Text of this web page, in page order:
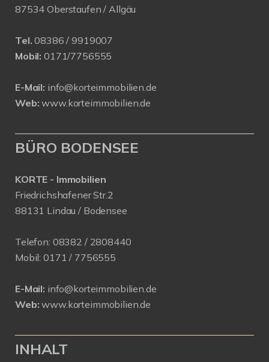
87534 Oberstaufen / Allgäu
Tel. 08386 / 9919007
Mobil: 0171/7756555
E-Mail: info@korteimmobilien.de
Web: www.korteimmobilien.de
BÜRO BODENSEE
KORTE - Immobilien
Friedrichshafener Str.2
88131 Lindau / Bodensee
Telefon: 08382 / 2808440
Mobil: 0171 / 7756555
E-Mail: info@korteimmobilien.de
Web: www.korteimmobilien.de
INHALT